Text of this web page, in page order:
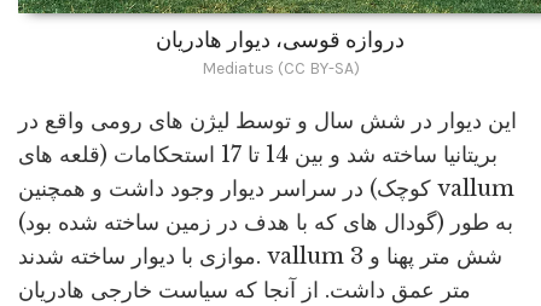
دروازه قوسی، دیوار هادریان
Mediatus (CC BY-SA)
این دیوار در شش سال و توسط لیژن های رومی واقع در
بریتانیا ساخته شد و بین 14 تا 17 استحکامات (قلعه های
کوچک) در سراسر دیوار وجود داشت و همچنین vallum
(گودال های که با هدف در زمین ساخته شده بود) به طور
موازی با دیوار ساخته شدند. vallum شش متر پهنا و 3
متر عمق داشت. از آنجا که سیاست خارجی هادریان